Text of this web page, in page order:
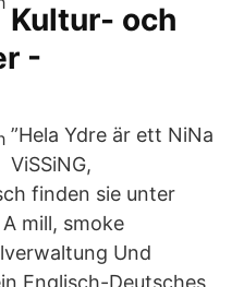
Kultur- och
-
”Hela Ydre är ett NiNa
ViSSiNG,
finden sie unter
mill, smoke
Und
Englisch-Deutsches